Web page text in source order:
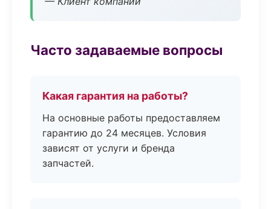
Часто задаваемые вопросы
Какая гарантия на работы?
На основные работы предоставляем
гарантию до 24 месяцев. Условия
зависят от услуги и бренда
запчастей.